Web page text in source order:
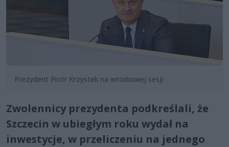
Prezydent Piotr Krzystek na wtorkowej sesji
Zwolennicy prezydenta podkreślali, że
Szczecin w ubiegłym roku wydał na
inwestycje, w przeliczeniu na jednego